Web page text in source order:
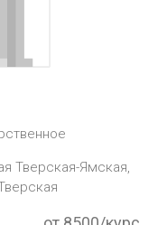
Тверская-Ямская,